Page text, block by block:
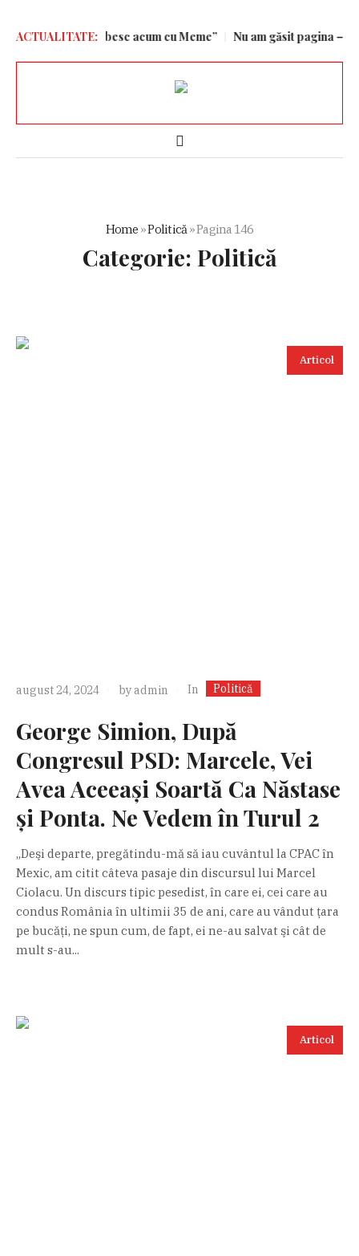
ACTUALITATE:
„Vorbesc acum cu Meme” Nu am găsit pagina – Aleph News
Home »Politică»Pagina 146
Categorie: Politică
Articol
august 24, 2024 byadmin In Politică
George Simion, După
Congresul PSD: Marcele, Vei
Avea Aceeaşi Soartă Ca Năstase
și Ponta. Ne Vedem în Turul 2
„Deşi departe, pregătindu-mă să iau cuvântul la CPAC în
Mexic, am citit câteva pasaje din discursul lui Marcel
Ciolacu. Un discurs tipic pesedist, în care ei, cei care au
condus România în ultimii 35 de ani, care au vândut ţara
pe bucăţi, ne spun cum, de fapt, ei ne-au salvat şi cât de
mult s-au...
Articol